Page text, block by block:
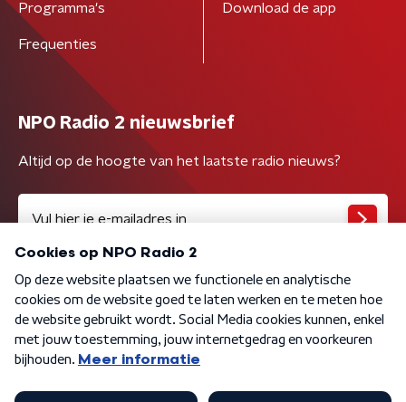
Programma's
Frequenties
Download de app
NPO Radio 2 nieuwsbrief
Altijd op de hoogte van het laatste radio nieuws?
Algemene voorwaarden